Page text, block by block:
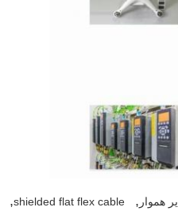
,
shielded flat flex cable
,